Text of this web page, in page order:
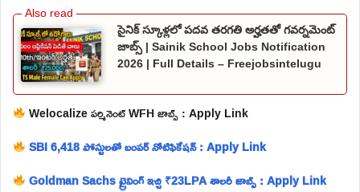
సైనిక్ స్కూళ్లలో పదవ తరగతి అర్హతతో గవర్నమెంట్
జాబ్స్ | Sainik School Jobs Notification
2026 | Full Details – Freejobsintelugu
Welocalize పర్మినెంట్ WFH జాబ్స్ : Apply Link
SBI 6,418 పోస్టులతో బంపర్ నోటిఫికేషన్ : Apply Link
Goldman Sachs ట్రైనింగ్ ఇచ్చి ₹23LPA శాలరీ జాబ్స్ : Apply Link